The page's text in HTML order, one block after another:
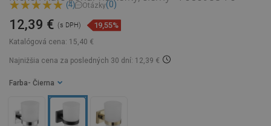
(4) Otázky(0)
Katalógová cena: 15,40 €
12,39 € (s DPH) 19,55%
Najnižšia cena za posledných 30 dní: 12,39 €
Farba - Čierna